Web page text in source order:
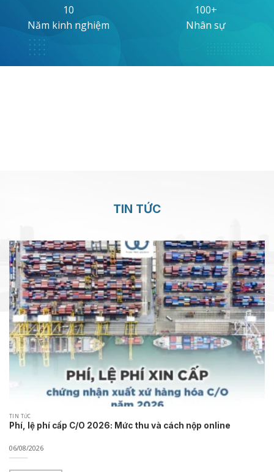
10
Năm kinh nghiệm
100+
Nhân sự
TIN TỨC
TIN TỨC
Phí, lệ phí cấp C/O 2026: Mức thu và cách nộp online
06/08/2026